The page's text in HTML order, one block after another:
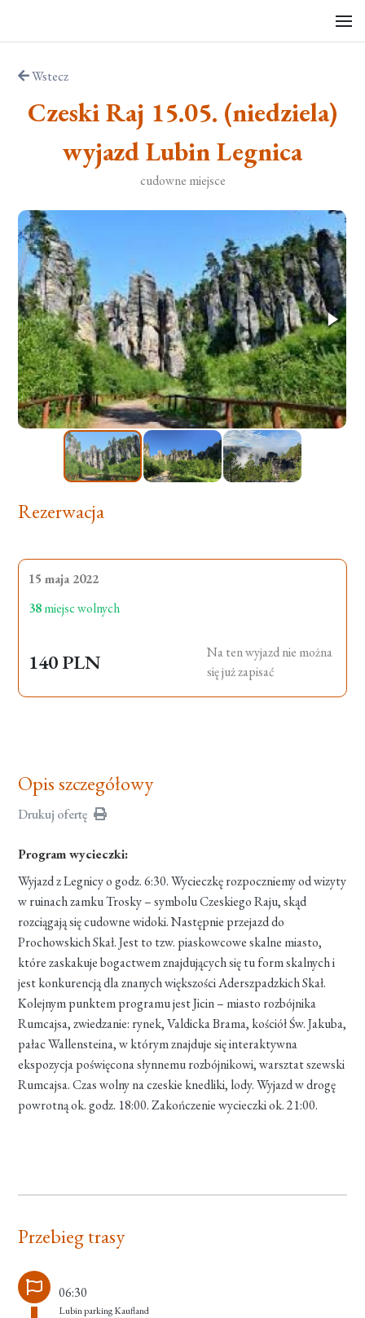
Wstecz
Czeski Raj 15.05. (niedziela)
wyjazd Lubin Legnica
cudowne miejsce
Rezerwacja
15 maja 2022
38miejsc wolnych
140 PLN
Na ten wyjazd nie można
się już zapisać
Opis szczegółowy
Drukuj ofertę
Program wycieczki:
Wyjazd z Legnicy o godz. 6:30. Wycieczkę rozpoczniemy od wizyty
w ruinach zamku Trosky – symbolu Czeskiego Raju, skąd
rozciągają się cudowne widoki. Następnie przejazd do
Prochowskich Skał. Jest to tzw. piaskowcowe skalne miasto,
które zaskakuje bogactwem znajdujących się tu form skalnych i
jest konkurencją dla znanych większości Aderszpadzkich Skał.
Kolejnym punktem programu jest Jicin – miasto rozbójnika
Rumcajsa, zwiedzanie: rynek, Valdicka Brama, kościół Św. Jakuba,
pałac Wallensteina, w którym znajduje się interaktywna
ekspozycja poświęcona słynnemu rozbójnikowi, warsztat szewski
Rumcajsa. Czas wolny na czeskie knedliki, lody. Wyjazd w drogę
powrotną ok. godz. 18:00. Zakończenie wycieczki ok. 21:00.
Przebieg trasy
06:30
Lubin parking Kaufland